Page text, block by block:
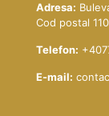
Adresa:
Cod postal
Telefon:
E-mail: